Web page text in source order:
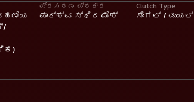
ಪ್ರಸರಣ ಪ್ರಕಾರ
ಪಾರ್ಶ್ವ ಸ್ಥಿರ ಮೆಶ್
Clutch Type
ಸಿಂಗಲ್ / ಡುಯಲ್